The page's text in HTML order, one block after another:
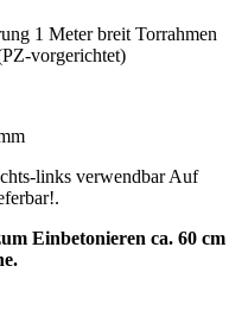
1 Meter breit Torrahmen
vorgerichtet)
links verwendbar Auf
Einbetonieren ca. 60 cm